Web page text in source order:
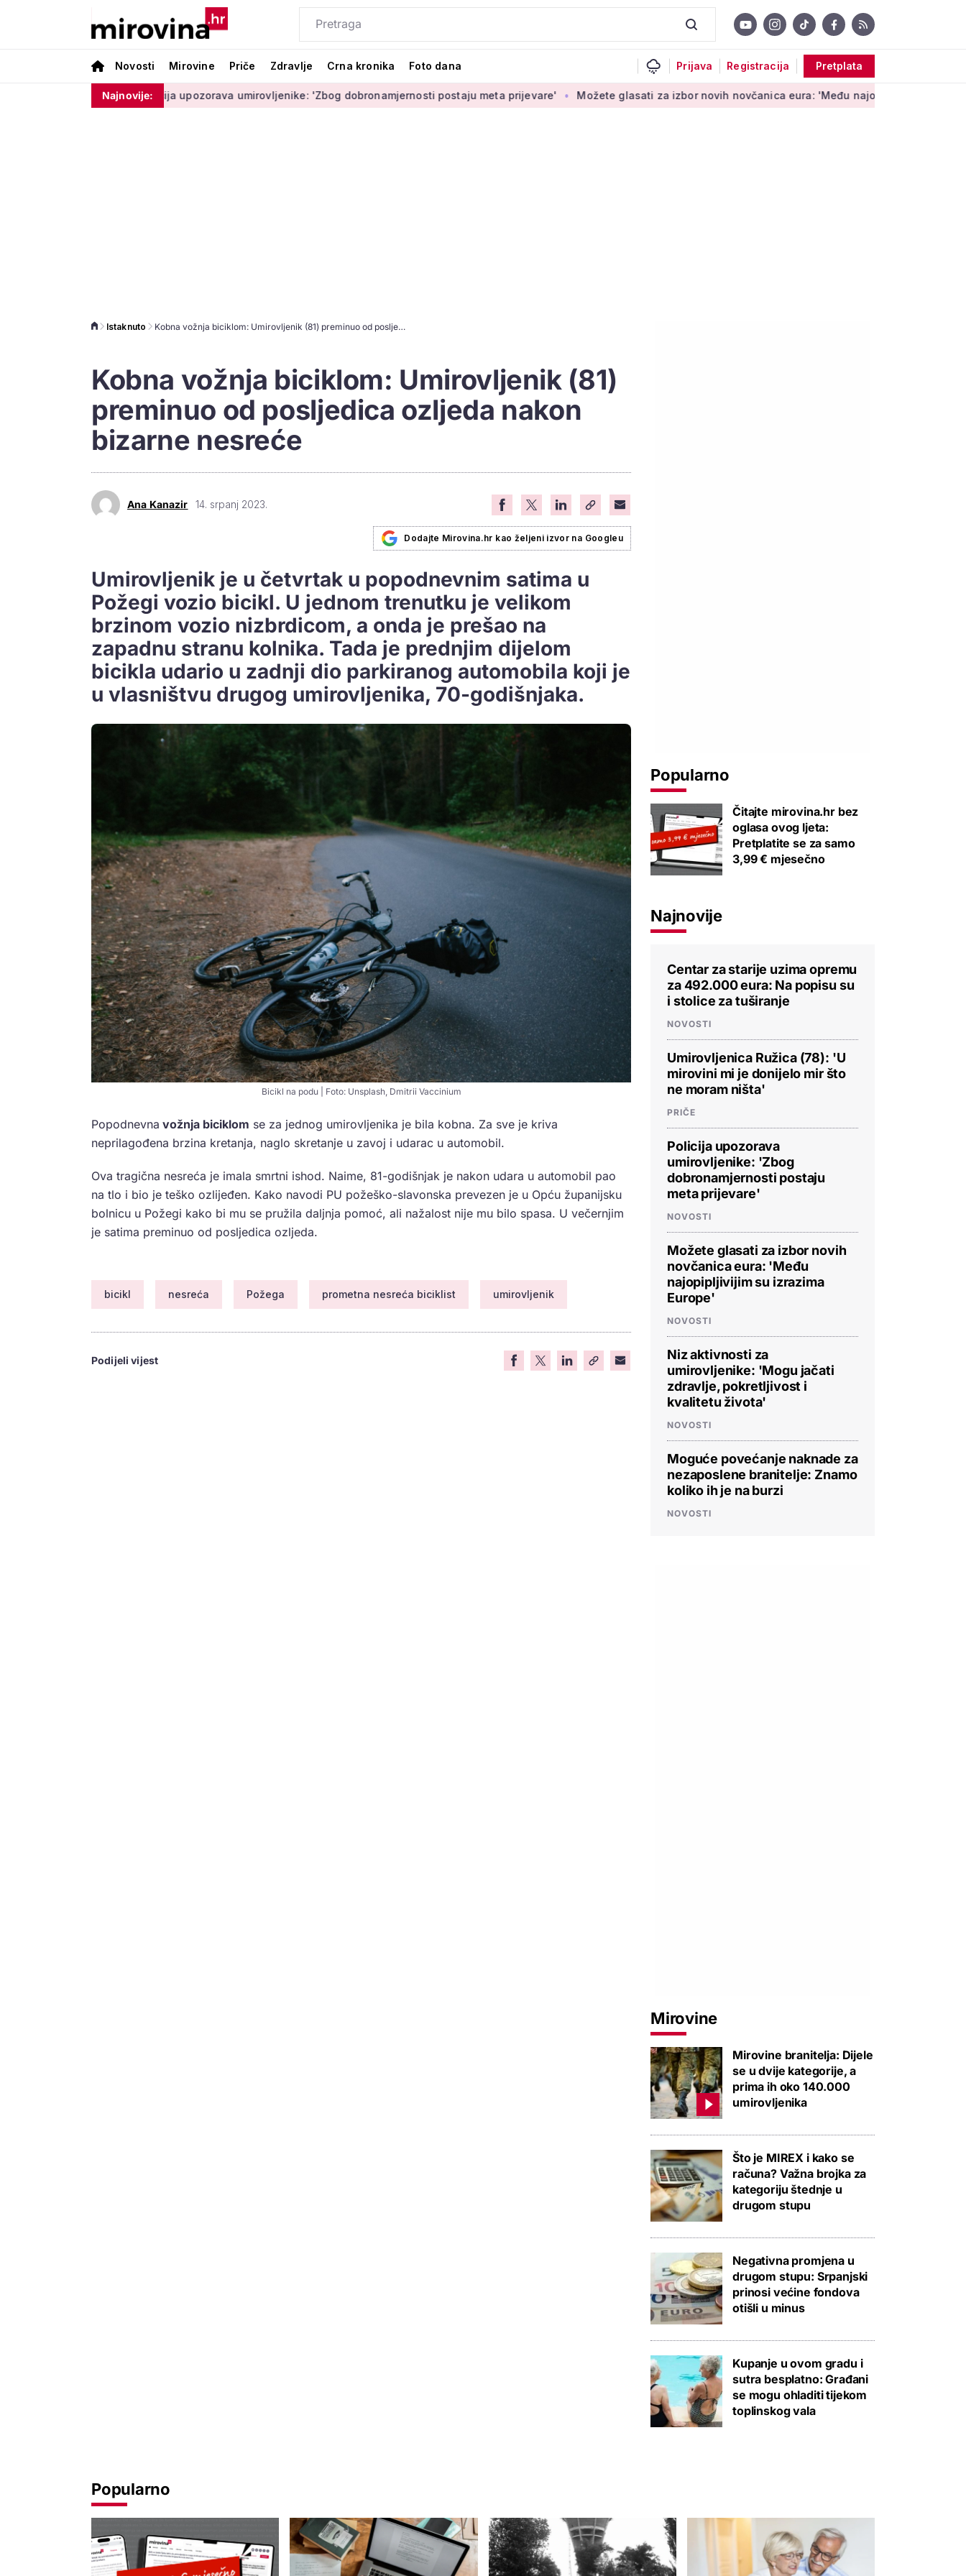
Novosti Mirovine Priče Zdravlje Crna kronika Foto dana Prijava Registracija Pretplata
Najnovije:
Policija upozorava umirovljenike: 'Zbog dobronamjernosti postaju meta prijevare' Možete glasati za izbor novih novčanica eura: 'Među najopipljivijim su izrazima Europe'
Istaknuto Kobna vožnja biciklom: Umirovljenik (81) preminuo od posljedica ozljeda nakon bizarne nesreće
Kobna vožnja biciklom: Umirovljenik (81)
preminuo od posljedica ozljeda nakon
bizarne nesreće
Ana Kanazir 14. srpanj 2023.
Dodajte Mirovina.hr kao željeni izvor na Googleu
Umirovljenik je u četvrtak u popodnevnim satima u
Požegi vozio bicikl. U jednom trenutku je velikom
brzinom vozio nizbrdicom, a onda je prešao na
zapadnu stranu kolnika. Tada je prednjim dijelom
bicikla udario u zadnji dio parkiranog automobila koji je
u vlasništvu drugog umirovljenika, 70-godišnjaka.
Bicikl na podu | Foto: Unsplash, Dmitrii Vaccinium
Popodnevna vožnja biciklom se za jednog umirovljenika je bila kobna. Za sve je kriva
neprilagođena brzina kretanja, naglo skretanje u zavoj i udarac u automobil.
Ova tragična nesreća je imala smrtni ishod. Naime, 81-godišnjak je nakon udara u automobil pao
na tlo i bio je teško ozlijeđen. Kako navodi PU požeško-slavonska prevezen je u Opću županijsku
bolnicu u Požegi kako bi mu se pružila daljnja pomoć, ali nažalost nije mu bilo spasa. U večernjim
je satima preminuo od posljedica ozljeda.
bicikl nesreća Požega prometna nesreća biciklist umirovljenik
Podijeli vijest
Popularno
Čitajte mirovina.hr bez
oglasa ovog ljeta:
Pretplatite se za samo
3,99 € mjesečno
Najnovije
Centar za starije uzima opremu
za 492.000 eura: Na popisu su
i stolice za tuširanje
NOVOSTI
Umirovljenica Ružica (78): 'U
mirovini mi je donijelo mir što
ne moram ništa'
PRIČE
Policija upozorava
umirovljenike: 'Zbog
dobronamjernosti postaju
meta prijevare'
NOVOSTI
Možete glasati za izbor novih
novčanica eura: 'Među
najopipljivijim su izrazima
Europe'
NOVOSTI
Niz aktivnosti za
umirovljenike: 'Mogu jačati
zdravlje, pokretljivost i
kvalitetu života'
NOVOSTI
Moguće povećanje naknade za
nezaposlene branitelje: Znamo
koliko ih je na burzi
NOVOSTI
Mirovine
Mirovine branitelja: Dijele
se u dvije kategorije, a
prima ih oko 140.000
umirovljenika
Što je MIREX i kako se
računa? Važna brojka za
kategoriju štednje u
drugom stupu
Negativna promjena u
drugom stupu: Srpanjski
prinosi većine fondova
otišli u minus
Kupanje u ovom gradu i
sutra besplatno: Građani
se mogu ohladiti tijekom
toplinskog vala
Popularno